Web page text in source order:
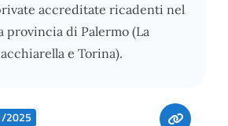
accreditate ricadenti nel
di Palermo (La
e Torina).
2025